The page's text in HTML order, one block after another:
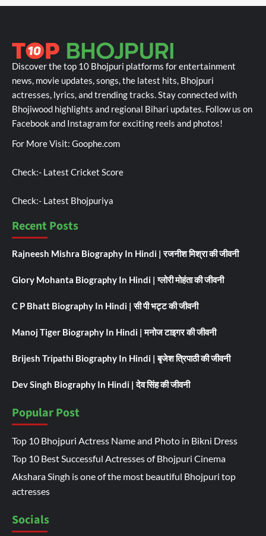
Discover the top 10 Bhojpuri platforms for entertainment
news, movie updates, songs, the latest hits, Bhojpuri
actresses, lyrics, and trending tracks. Stay connected with
Bhojiwood highlights and regional Bihari updates. Follow us on
Facebook and Instagram for exciting reels and photos!
For More Visit: Goophe.com
Check:- Latest Cricket Score
Check:- Latest Bhojpuriya
Recent Posts
Rajneesh Mishra Biography In Hindi | रजनीश मिश्रा की जीवनी
Glory Mohanta Biography In Hindi | ग्लोरी मोहंता की जीवनी
C P Bhatt Biography In Hindi | सी पी भट्ट की जीवनी
Manoj Tiger Biography In Hindi | मनोज टाइगर की जीवनी
Brijesh Tripathi Biography In Hindi | बृजेश त्रिपाठी की जीवनी
Dev Singh Biography In Hindi | देव सिंह की जीवनी
Popular Post
Top 10 Bhojpuri Actress Name and Photo in Bikni Dress
Top 10 Best Successful Actresses of Bhojpuri Cinema
Akshara Singh is one of the most beautiful Bhojpuri top
actresses
Socials